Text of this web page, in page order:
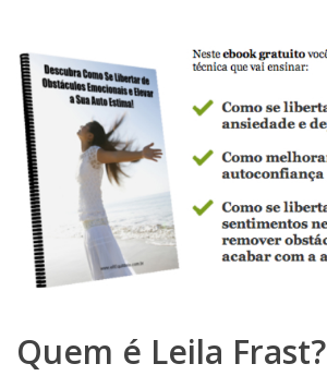
Quem é Leila Frast?